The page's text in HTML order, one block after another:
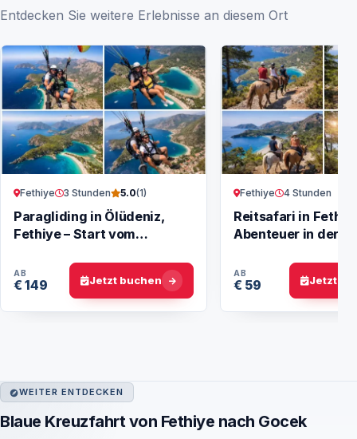
Entdecken Sie weitere Erlebnisse an diesem Ort
Fethiye 3 Stunden 5.0(1)
Paragliding in Ölüdeniz,
Fethiye – Start vom
AB
€ 149 Jetzt buchen
Fethiye 4 Stunden
Reitsafari in
Abenteuer in der
AB
€ 59 Jetzt
WEITER ENTDECKEN
Blaue Kreuzfahrt von Fethiye nach Gocek